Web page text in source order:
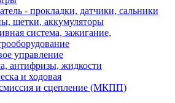
- прокладки, датчики, сальники
щетки, аккумуляторы
система, зажигание,
управление
антифризы, жидкости
и ходовая
и сцепление (МКПП)